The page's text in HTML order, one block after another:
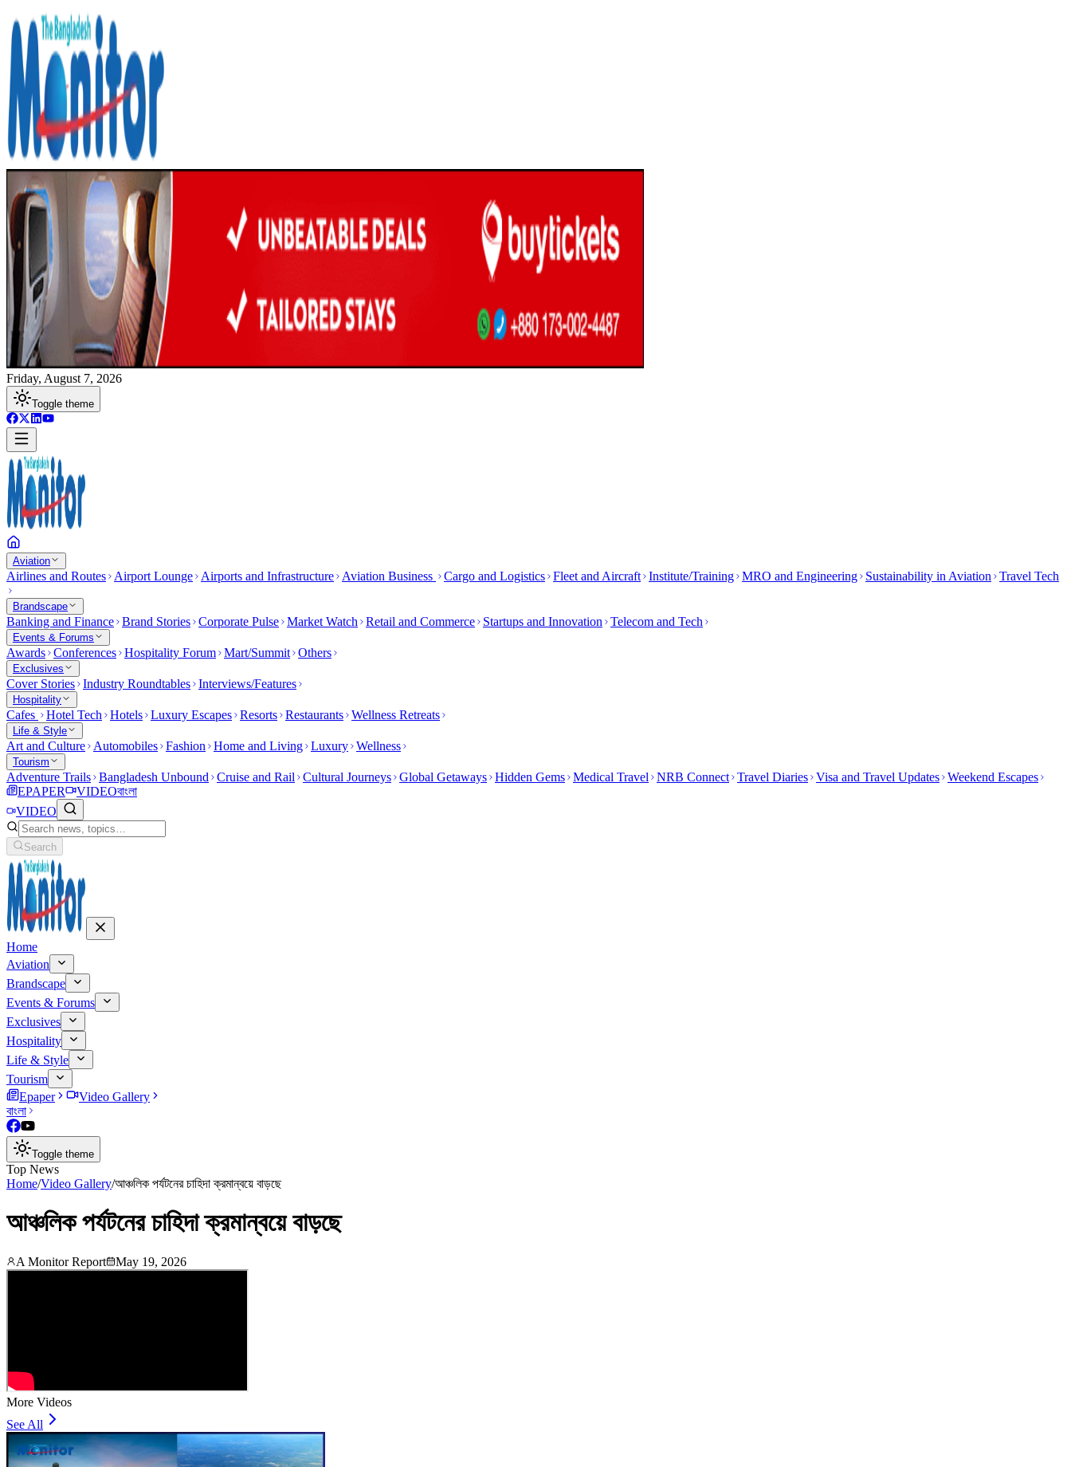
Friday, August 7, 2026
Toggle theme
Aviation
Airlines and Routes Airport Lounge Airports and Infrastructure Aviation Business Cargo and Logistics Fleet and Aircraft Institute/Training MRO and Engineering Sustainability in Aviation Travel Tech
Brandscape
Banking and Finance Brand Stories Corporate Pulse Market Watch Retail and Commerce Startups and Innovation Telecom and Tech
Events & Forums
Awards Conferences Hospitality Forum Mart/Summit Others
Exclusives
Cover Stories Industry Roundtables Interviews/Features
Hospitality
Cafes Hotel Tech Hotels Luxury Escapes Resorts Restaurants Wellness Retreats
Life & Style
Art and Culture Automobiles Fashion Home and Living Luxury Wellness
Tourism
Adventure Trails Bangladesh Unbound Cruise and Rail Cultural Journeys Global Getaways Hidden Gems Medical Travel NRB Connect Travel Diaries Visa and Travel Updates Weekend Escapes
EPAPER
VIDEOবাংলা
VIDEO
Search
Home
Aviation
Brandscape
Events & Forums
Exclusives
Hospitality
Life & Style
Tourism
Epaper
Video Gallery
বাংলা
Toggle theme
Top News
Home/Video Gallery/আঞ্চলিক পর্যটনের চাহিদা ক্রমান্বয়ে বাড়ছে
আঞ্চলিক পর্যটনের চাহিদা ক্রমান্বয়ে বাড়ছে
A Monitor Report May 19, 2026
More Videos
See All